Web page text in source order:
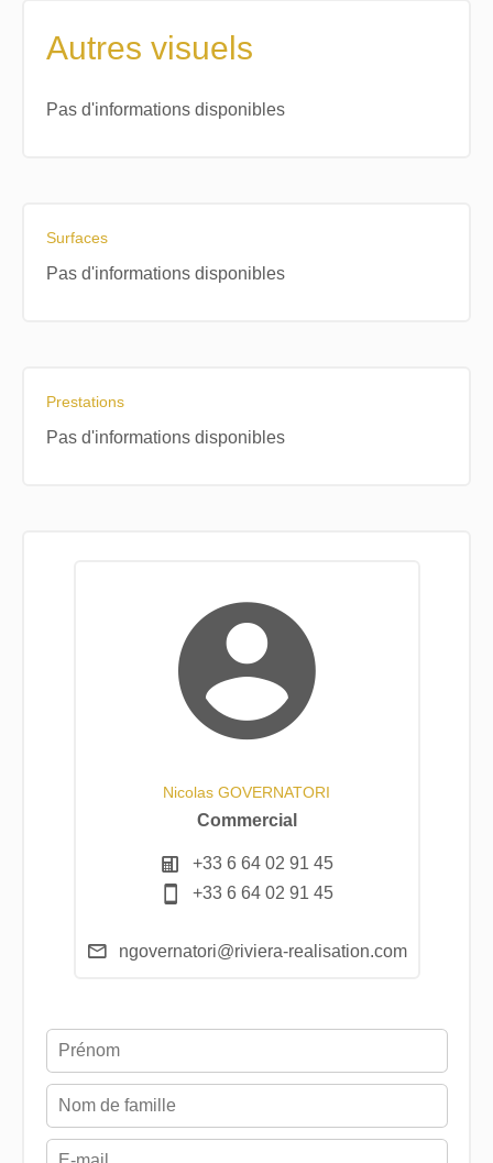
Autres visuels
Pas d'informations disponibles
Surfaces
Pas d'informations disponibles
Prestations
Pas d'informations disponibles
Nicolas GOVERNATORI
Commercial
+33 6 64 02 91 45
+33 6 64 02 91 45
ngovernatori@riviera-realisation.com